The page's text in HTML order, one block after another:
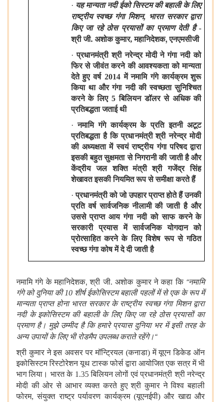
· यह मान्यता नदी ईको सिस्टम की बहाली के लिए
राष्ट्रीय स्वच्छ गंगा मिशन, भारत सरकार द्वारा
किए जा रहे ठोस प्रयासों का प्रमाण देती है -
श्री जी. अशोक कुमार, महानिदेशक,एनएमसीजी
·प्रधानमंत्री श्री नरेन्द्र मोदी ने गंगा नदी को
फिर से जीवंत करने की आवश्यकता को मान्यता
देते हुए वर्ष 2014 में नमामि गंगे कार्यक्रम शुरू
किया था और गंगा नदी की स्वच्छता सुनिश्चित
करने के लिए 5 बिलियन डॉलर से अधिक की
प्रतिबद्धता जताई थी
·नमामि गंगे कार्यक्रम के प्रति इतनी अटूट
प्रतिबद्धता है कि प्रधानमंत्री श्री नरेन्द्र मोदी
की अध्यक्षता में स्वयं राष्ट्रीय गंगा परिषद द्वारा
इसकी बहुत सुक्षमता से निगरानी की जाती है और
केंद्रीय जल शक्ति मंत्री श्री गजेंद्र सिंह
शेखावत इसकी नियमित रूप से समीक्षा करते हैं
·प्रधानमंत्री को जो उपहार प्राप्त होते हैं उनकी
प्रति वर्ष सार्वजनिक नीलामी की जाती है और
उससे प्राप्त आय गंगा नदी को साफ करने के
सरकारी प्रयास में सार्वजनिक योगदान को
प्रोत्साहित करने के लिए विशेष रूप से गठित
स्वच्छ गंगा कोष में दे दी जाती है
नमामि गंगे के महानिदेशक,श्री जी. अशोक कुमार ने कहा कि “नमामि
गंगे को दुनिया की 10 शीर्ष ईकोसिस्टम बहाली पहलों में से एक के रूप में
मान्यताप्राप्त होना भारत सरकार के राष्ट्रीय स्वच्छ गंगा मिशन द्वारा
नदी के इकोसिस्टम की बहाली के लिए किए जा रहे ठोस प्रयासों का
प्रमाण है। मुझे उम्मीद है कि हमारे प्रयास दुनिया भर में इसी तरह के
अन्य उपायों के लिए भी रोडमैप उपलब्ध कराते रहेंगे।“
श्री कुमार ने इस अवसर पर मॉन्ट्रियल (कनाडा) में यूएन डिकेड ऑन
इकोसिस्टम रिस्टोरेशन यूथ टास्क फोर्स द्वारा आयोजित एक सत्र में भी
भाग लिया। भारत के 1.35 बिलियन लोगों एवं प्रधानमंत्री श्री नरेन्द्र
मोदी की ओर से आभार व्यक्त करते हुए श्री कुमार ने विश्व बहाली
फोरम, संयुक्त राष्ट्र पर्यावरण कार्यक्रम (यूएनईपी) और खाद्य और